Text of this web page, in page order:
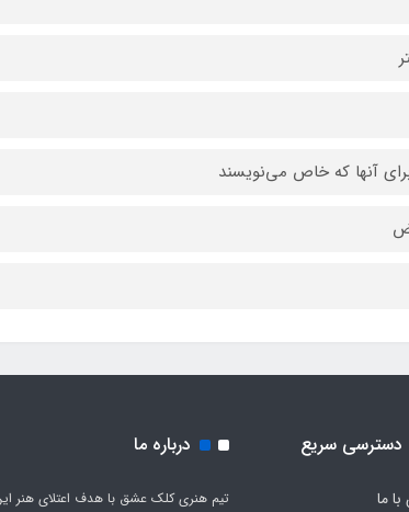
آنها که خاص می‌نویسند
دسترسی سریع
ما
درباره ما
تیم هنری کلک عشق با هدف اعتلای هنر